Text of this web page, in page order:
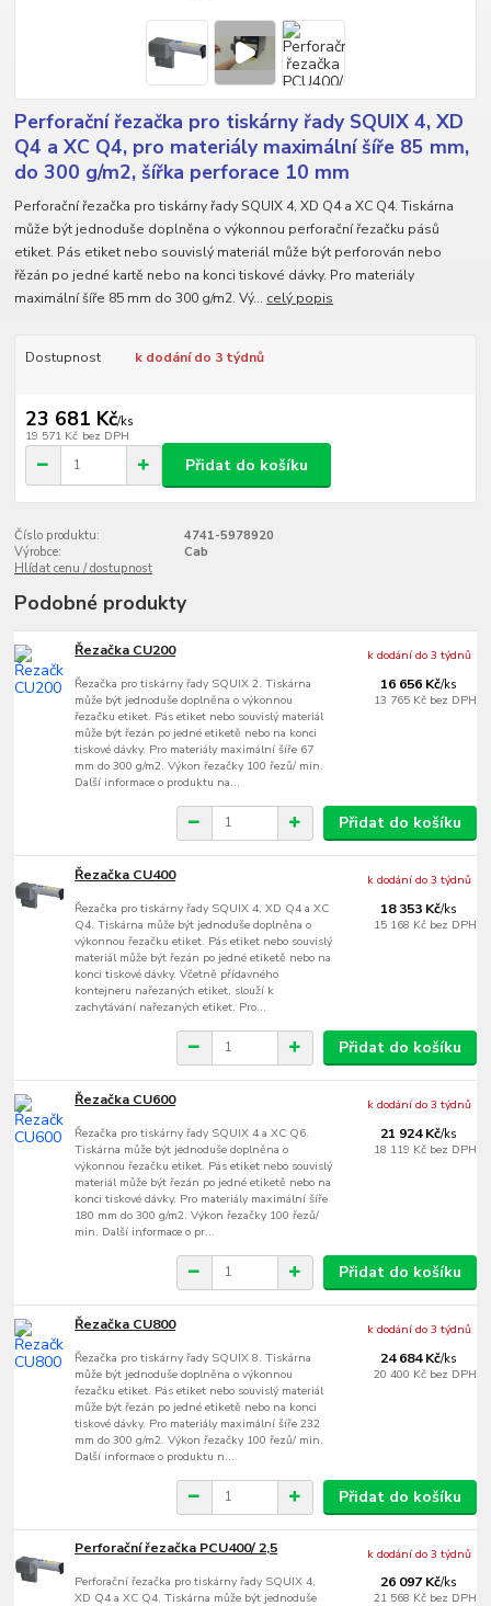
Perforační řezačka pro tiskárny řady SQUIX 4, XD
Q4 a XC Q4, pro materiály maximální šíře 85 mm,
do 300 g/m2, šířka perforace 10 mm
Perforační řezačka pro tiskárny řady SQUIX 4, XD Q4 a XC Q4. Tiskárna
může být jednoduše doplněna o výkonnou perforační řezačku pásů
etiket. Pás etiket nebo souvislý materiál může být perforován nebo
řězán po jedné kartě nebo na konci tiskové dávky. Pro materiály
maximální šíře 85 mm do 300 g/m2. Vý... celý popis
Dostupnost k dodání do 3 týdnů
23 681 Kč/ks
19 571 Kč bez DPH
Přidat do košíku
Číslo produktu:
4741-5978920
Výrobce:
Cab
Hlídat cenu / dostupnost
Podobné produkty
Řezačka CU200
Řezačka pro tiskárny řady SQUIX 2. Tiskárna
může být jednoduše doplněna o výkonnou
řezačku etiket. Pás etiket nebo souvislý materiál
může být řezán po jedné etiketě nebo na konci
tiskové dávky. Pro materiály maximální šíře 67
mm do 300 g/m2. Výkon řezačky 100 řezů/ min.
Další informace o produktu na...
16 656 Kč/ks
13 765 Kč bez DPH
k dodání do 3 týdnů
Přidat do košíku
Řezačka CU400
Řezačka pro tiskárny řady SQUIX 4, XD Q4 a XC
Q4. Tiskárna může být jednoduše doplněna o
výkonnou řezačku etiket. Pás etiket nebo souvislý
materiál může být řezán po jedné etiketě nebo na
konci tiskové dávky. Včetně přídavného
kontejneru nařezaných etiket, slouží k
zachytávání nařezaných etiket. Pro...
18 353 Kč/ks
15 168 Kč bez DPH
k dodání do 3 týdnů
Přidat do košíku
Řezačka CU600
Řezačka pro tiskárny řady SQUIX 4 a XC Q6.
Tiskárna může být jednoduše doplněna o
výkonnou řezačku etiket. Pás etiket nebo souvislý
materiál může být řezán po jedné etiketě nebo na
konci tiskové dávky. Pro materiály maximální šíře
180 mm do 300 g/m2. Výkon řezačky 100 řezů/
min. Další informace o pr...
21 924 Kč/ks
18 119 Kč bez DPH
k dodání do 3 týdnů
Přidat do košíku
Řezačka CU800
Řezačka pro tiskárny řady SQUIX 8. Tiskárna
může být jednoduše doplněna o výkonnou
řezačku etiket. Pás etiket nebo souvislý materiál
může být řezán po jedné etiketě nebo na konci
tiskové dávky. Pro materiály maximální šíře 232
mm do 300 g/m2. Výkon řezačky 100 řezů/ min.
Další informace o produktu n...
24 684 Kč/ks
20 400 Kč bez DPH
k dodání do 3 týdnů
Přidat do košíku
Perforační řezačka PCU400/ 2,5
Perforační řezačka pro tiskárny řady SQUIX 4,
XD Q4 a XC Q4. Tiskárna může být jednoduše
26 097 Kč/ks
21 568 Kč bez DPH
k dodání do 3 týdnů